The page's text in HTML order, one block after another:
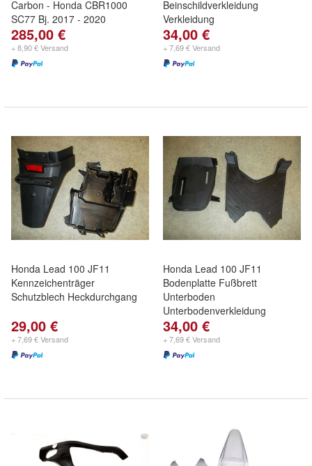
Carbon - Honda CBR1000
SC77 Bj. 2017 - 2020
285,00 €
+ 8,90 € Versand
Beinschildverkleidung
Verkleidung
34,00 €
+ 7,69 € Versand
Honda Lead 100 JF11
Kennzeichenträger
Schutzblech Heckdurchgang
29,00 €
+ 7,69 € Versand
Honda Lead 100 JF11
Bodenplatte Fußbrett
Unterboden
Unterbodenverkleidung
34,00 €
+ 7,69 € Versand